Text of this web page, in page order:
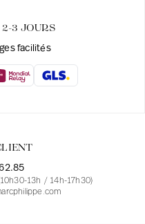
3 JOURS
facilités
13h / 14h-17h30)